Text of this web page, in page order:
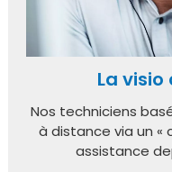
La
Nos techniciens
à distance via un «
assistance